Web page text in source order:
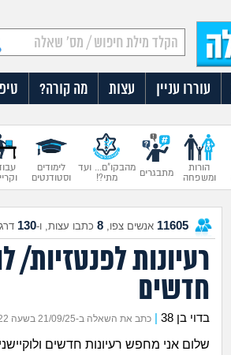
עוררו עניין עצות מה קורה?
הורות
ומשפחה
מתבגרים
מהבקו"ם... ועד
מתי?!
לימודים
וסטודנטים
11605 אנשים צפו, 8 כתבו עצות, ו-130
רעיונות לפנטזיות/
חדשים
בדוי בן 38 כתב את השאלה ב-21/09/25 בשעה 19:22
שלום אני מחפש רעיונות חדשים